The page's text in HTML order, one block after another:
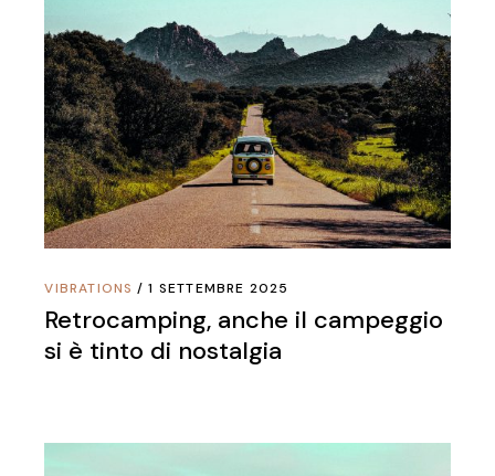
VIBRATIONS 1 SETTEMBRE 2025
Retrocamping, anche il campeggio
si è tinto di nostalgia